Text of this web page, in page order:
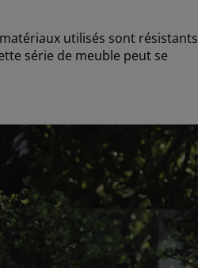
utilisés sont résistants
série de meuble peut se